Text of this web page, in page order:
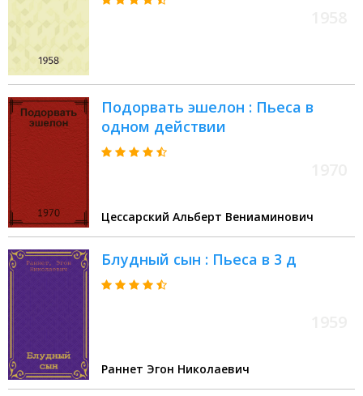
Подорвать эшелон : Пьеса в
одном действии
Цессарский Альберт Вениаминович
Блудный сын : Пьеса в 3 д
Раннет Эгон Николаевич